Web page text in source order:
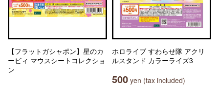
【フラットガシャポン】星のカ
ービィ マウスシートコレクショ
ン
ホロライブ すわらせ隊 アクリ
ルスタンド カラーライズ3
500 yen (tax included)